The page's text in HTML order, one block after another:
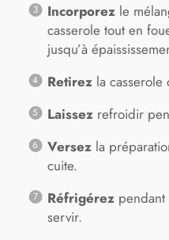
Incorporezle
casserole tout en
jusqu’à
Retirezla casserole
Laissezrefroidir
Versezla
cuite.
Réfrigérezpendant
servir.